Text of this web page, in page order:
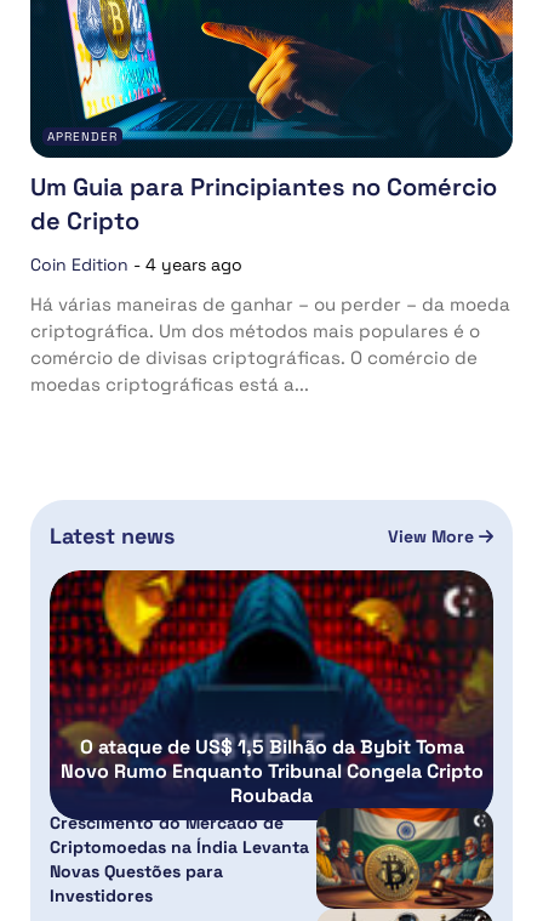
APRENDER
Um Guia para Principiantes no Comércio
de Cripto
Coin Edition - 4 years ago
Há várias maneiras de ganhar – ou perder – da moeda
criptográfica. Um dos métodos mais populares é o
comércio de divisas criptográficas. O comércio de
moedas criptográficas está a...
Latest news View More
O ataque de US$ 1,5 Bilhão da Bybit Toma
Novo Rumo Enquanto Tribunal Congela Cripto
Roubada
Crescimento do Mercado de
Criptomoedas na Índia Levanta
Novas Questões para
Investidores